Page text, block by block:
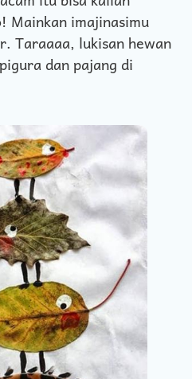
Mainkan imajinasimu
Taraaaa, lukisan hewan
dan pajang di